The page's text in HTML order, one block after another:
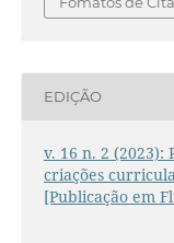
EDIÇÃO
v. 16 n. 2 (2023):
criações
[Publicação em